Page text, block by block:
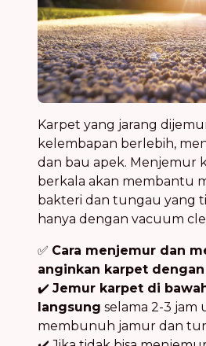
Karpet yang jarang
kelembapan berlebih,
dan bau apek. Menjemur
berkala akan membantu
bakteri dan tungau yang
hanya dengan vacuum
✅ Cara menjemur dan
anginkan karpet
✔️ Jemur karpet di
langsung selama 2-3 jam
membunuh jamur dan